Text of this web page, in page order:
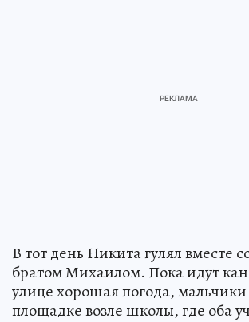
В тот день Никита гулял вместе
братом Михаилом. Пока идут
улице хорошая погода,
площадке возле школы, где оба